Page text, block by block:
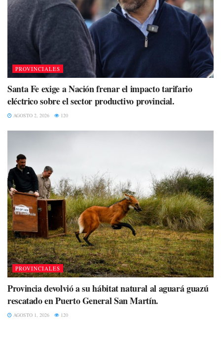
PROVINCIALES
Santa Fe exige a Nación frenar el impacto tarifario
eléctrico sobre el sector productivo provincial.
AGOSTO 2, 2026 120
PROVINCIALES
Provincia devolvió a su hábitat natural al aguará guazú
rescatado en Puerto General San Martín.
AGOSTO 1, 2026 120